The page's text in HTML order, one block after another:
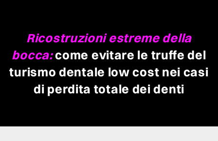
Ricostruzioni estreme della
bocca:come evitare le truffe del
turismo dentale low cost nei casi
di perdita totale dei denti